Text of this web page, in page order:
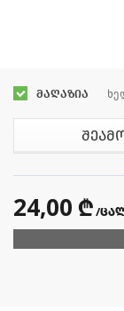
მაღაზია
24,00 ₾ /